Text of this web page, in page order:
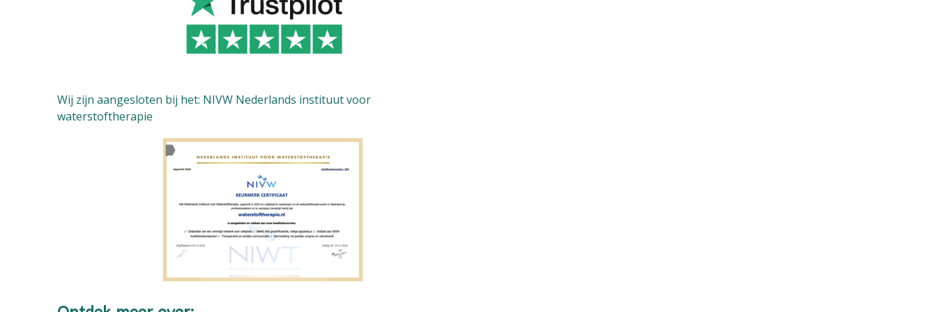
Wij zijn aangesloten bij het: NIVW Nederlands instituut voor
waterstoftherapie